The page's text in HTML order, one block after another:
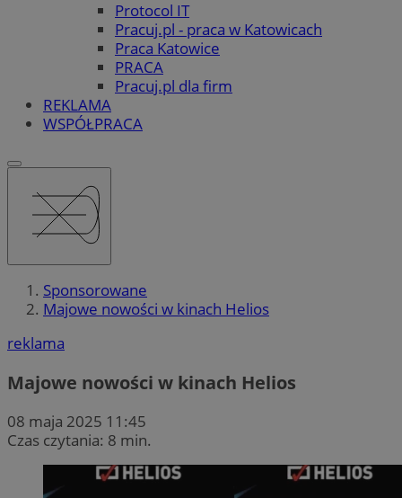
Protocol IT
Pracuj.pl - praca w Katowicach
Praca Katowice
PRACA
Pracuj.pl dla firm
REKLAMA
WSPÓŁPRACA
Sponsorowane
Majowe nowości w kinach Helios
reklama
Majowe nowości w kinach Helios
08 maja 2025 11:45
Czas czytania: 8 min.